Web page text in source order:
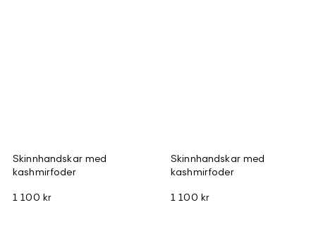
Skinnhandskar med
kashmirfoder
1 100 kr
Skinnhandskar med
kashmirfoder
1 100 kr